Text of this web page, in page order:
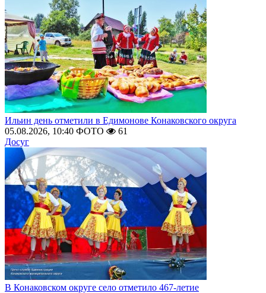
Ильин день отметили в Едимонове Конаковского округа
05.08.2026, 10:40 ФОТО
61
Досуг
В Конаковском округе село отметило 467-летие